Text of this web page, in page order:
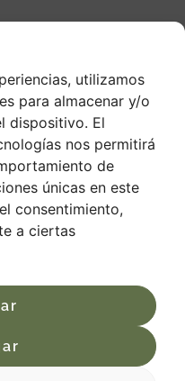
utilizamos
nos permitirá
de
únicas en este
consentimiento,
a ciertas
Aviso